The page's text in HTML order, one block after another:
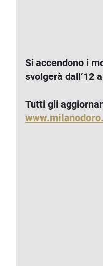
Si accendono i
svolgerà dall’12
Tutti gli